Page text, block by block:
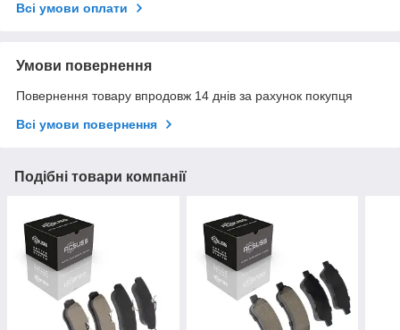
Всі умови оплати
Умови повернення
Повернення товару впродовж 14 днів за рахунок покупця
Всі умови повернення
Подібні товари компанії